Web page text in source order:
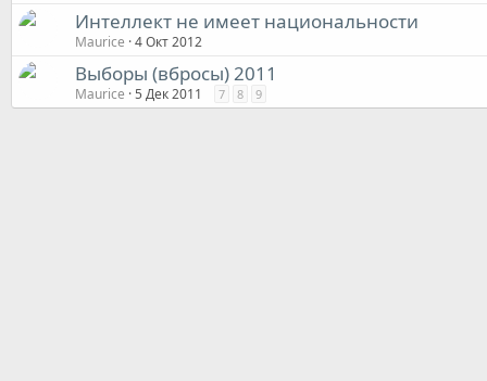
Интеллект не имеет национальности
Maurice 4 Окт 2012
Выборы (вбросы) 2011
Maurice 5 Дек 2011 7 8 9